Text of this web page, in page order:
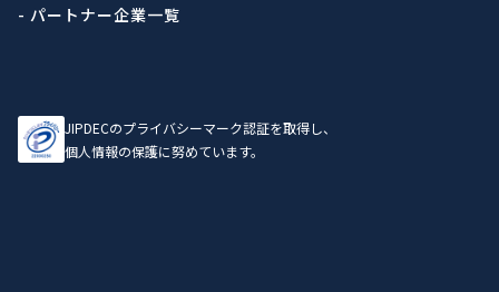
- パートナー企業一覧
JIPDECのプライバシーマーク認証を取得し、
個人情報の保護に努めています。